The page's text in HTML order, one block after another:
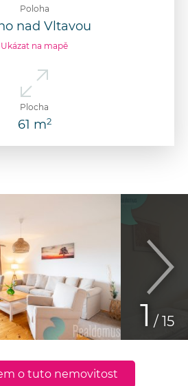
Poloha
nad Vltavou
Ukázat na mapě
Plocha
61 m2
1 / 15
o tuto nemovitost